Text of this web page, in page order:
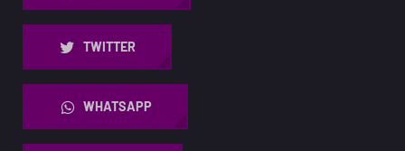
TWITTER
WHATSAPP